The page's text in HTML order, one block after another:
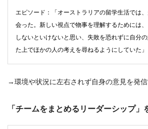
エピソード：「オーストラリアの留学生活では
会った。新しい視点で物事を理解するためには
しないといけないと思い、失敗を恐れずに自分
た上でほかの人の考えを尋ねるようにしていた」
→環境や状況に左右されず自身の意見を発
「チームをまとめるリーダーシップ」